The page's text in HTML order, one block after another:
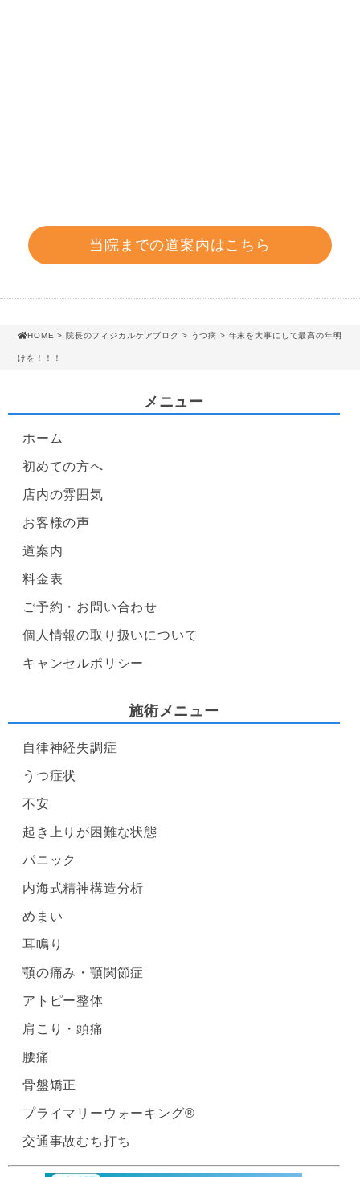
当院までの道案内はこちら
HOME > 院長のフィジカルケアブログ > うつ病 > 年末を大事にして最高の年明
けを！！！
メニュー
ホーム
初めての方へ
店内の雰囲気
お客様の声
道案内
料金表
ご予約・お問い合わせ
個人情報の取り扱いについて
キャンセルポリシー
施術メニュー
自律神経失調症
うつ症状
不安
起き上りが困難な状態
パニック
内海式精神構造分析
めまい
耳鳴り
顎の痛み・顎関節症
アトピー整体
肩こり・頭痛
腰痛
骨盤矯正
プライマリーウォーキング®
交通事故むち打ち